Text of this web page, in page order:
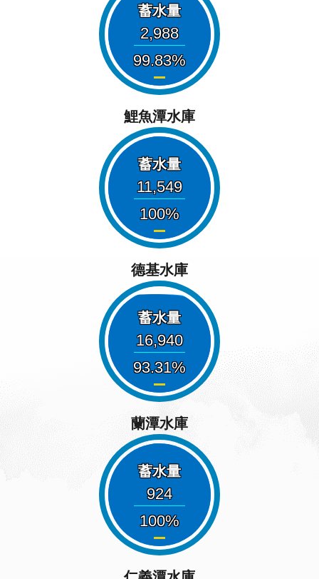
蓄水量
2,988
99.83
鯉魚潭水庫
蓄水量
11,549
100
德基水庫
蓄水量
16,940
93.31
蘭潭水庫
蓄水量
924
100